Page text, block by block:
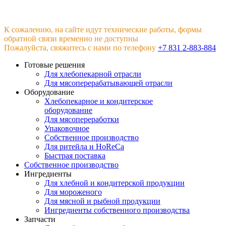
К сожалению, на сайте идут технические работы, формы
обратной связи временно не доступны
Пожалуйста, свяжитесь с нами по телефону +7 831 2-883-884
Готовые решения
Для хлебопекарной отрасли
Для мясоперерабатывающей отрасли
Оборудование
Хлебопекарное и кондитерское
оборудование
Для мясопереработки
Упаковочное
Собственное производство
Для ритейла и HoReCa
Быстрая поставка
Собственное производство
Ингредиенты
Для хлебной и кондитерской продукции
Для мороженого
Для мясной и рыбной продукции
Ингредиенты собственного производства
Запчасти